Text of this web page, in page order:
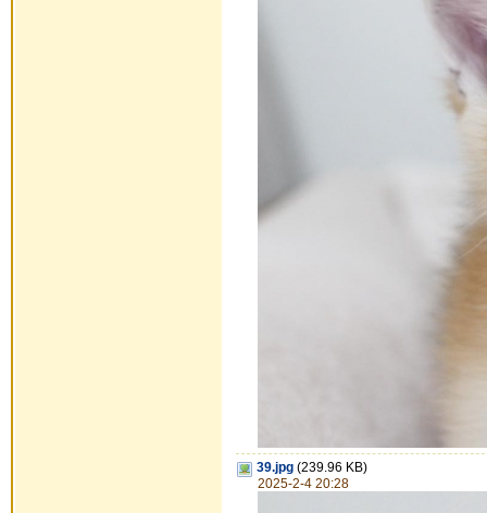
39.jpg (239.96 KB)
2025-2-4 20:28